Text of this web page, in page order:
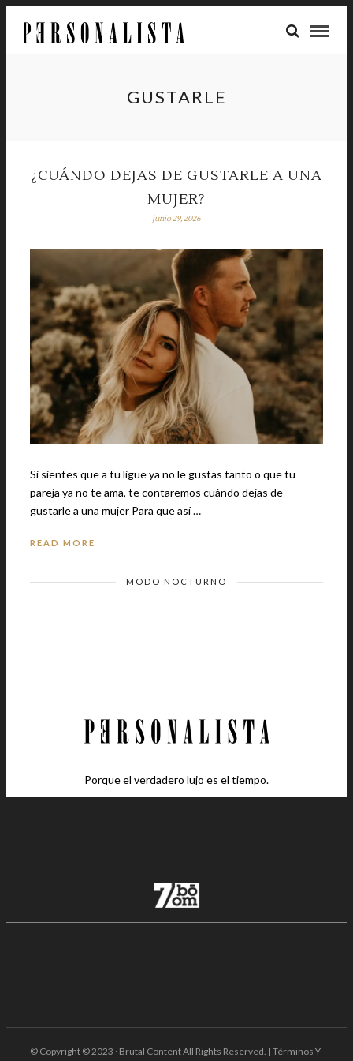
GUSTARLE
¿CUÁNDO DEJAS DE GUSTARLE A UNA
MUJER?
junio 29, 2026
Si sientes que a tu ligue ya no le gustas tanto o que tu
pareja ya no te ama, te contaremos cuándo dejas de
gustarle a una mujer Para que así …
READ MORE
MODO NOCTURNO
Porque el verdadero lujo es el tiempo.
© Copyright © 2023 · Brutal Content All Rights Reserved. | Términos Y